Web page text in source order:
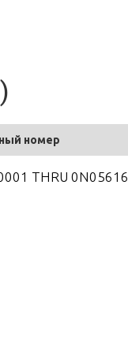
номер
THRU